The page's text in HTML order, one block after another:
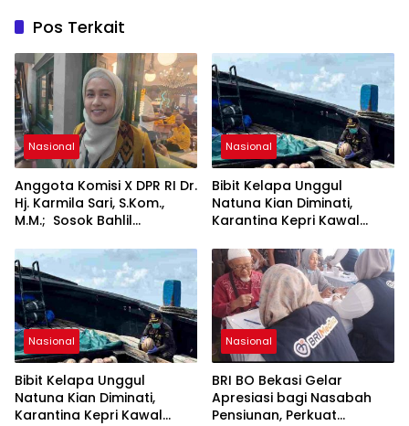
Pos Terkait
Nasional
Anggota Komisi X DPR RI Dr.
Hj. Karmila Sari, S.Kom.,
M.M.; Sosok Bahlil
Sumber Inspirasi bagi
Generasi Muda, Pelaku
Usaha, Pemerintah,
maupun Pemangku
Kepentingan lainnya untuk
bersama-sama
Memberikan Kontribusi
bagi Pembangunan
Nasional.
Nasional
Bibit Kelapa Unggul
Natuna Kian Diminati,
Karantina Kepri Kawal
Bintan
Nasional
Bibit Kelapa Unggul
Natuna Kian Diminati,
Karantina Kepri Kawal
Nasional
BRI BO Bekasi Gelar
Apresiasi bagi Nasabah
Pensiunan, Perkuat